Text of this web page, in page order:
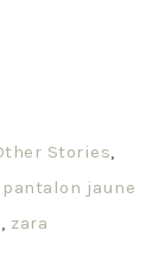
Stories,
pantalon jaune
, zara